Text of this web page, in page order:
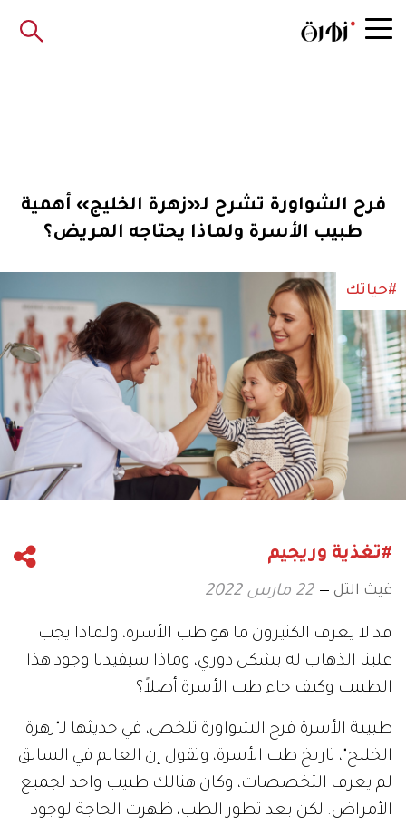
فرح الشواورة تشرح لـ«زهرة الخليج» أهمية
طبيب الأسرة ولماذا يحتاجه المريض؟
#حياتك
#تغذية وريجيم
غيث التل 22 مارس 2022
قد لا يعرف الكثيرون ما هو طب الأسرة، ولماذا يجب
علينا الذهاب له بشكل دوري، وماذا سيفيدنا وجود هذا
الطبيب وكيف جاء طب الأسرة أصلاً؟
طبيبة الأسرة فرح الشواورة تلخص، في حديثها لـ"زهرة
الخليج"، تاريخ طب الأسرة، وتقول إن العالم في السابق
لم يعرف التخصصات، وكان هنالك طبيب واحد لجميع
الأمراض. لكن بعد تطور الطب، ظهرت الحاجة لوجود